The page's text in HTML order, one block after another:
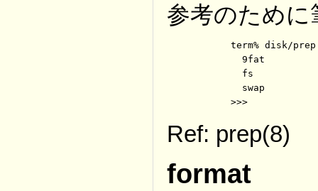
参考のため
	term% disk/prep -r /dev/sdC0/plan9
	>>>
Ref: prep(8)
format